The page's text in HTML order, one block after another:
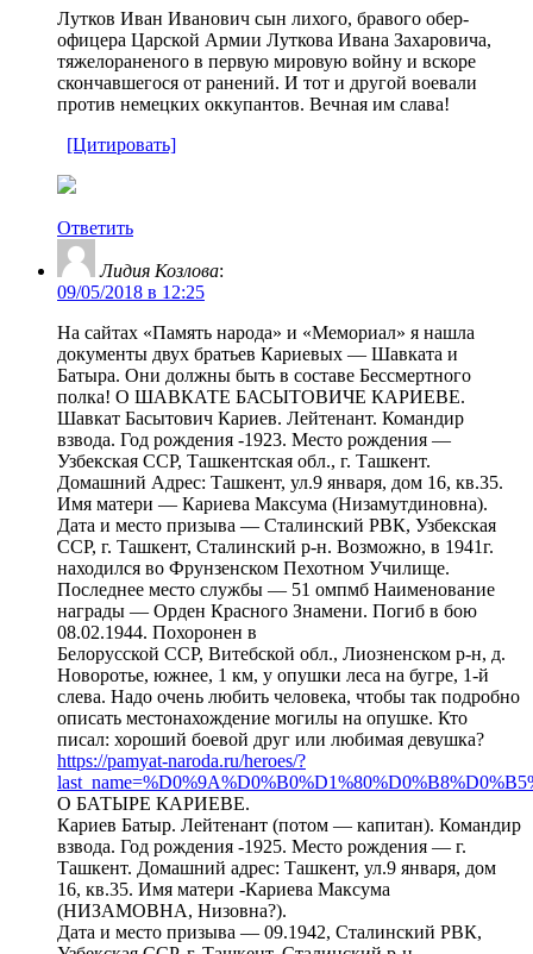
Лутков Иван Иванович сын лихого, бравого обер-
офицера Царской Армии Луткова Ивана Захаровича,
тяжелораненого в первую мировую войну и вскоре
скончавшегося от ранений. И тот и другой воевали
против немецких оккупантов. Вечная им слава!
[Цитировать]
Ответить
Лидия Козлова:
09/05/2018 в 12:25
На сайтах «Память народа» и «Мемориал» я нашла
документы двух братьев Кариевых — Шавката и
Батыра. Они должны быть в составе Бессмертного
полка! О ШАВКАТЕ БАСЫТОВИЧЕ КАРИЕВЕ.
Шавкат Басытович Кариев. Лейтенант. Командир
взвода. Год рождения -1923. Место рождения —
Узбекская ССР, Ташкентская обл., г. Ташкент.
Домашний Адрес: Ташкент, ул.9 января, дом 16, кв.35.
Имя матери — Кариева Максума (Низамутдиновна).
Дата и место призыва — Сталинский РВК, Узбекская
ССР, г. Ташкент, Сталинский р-н. Возможно, в 1941г.
находился во Фрунзенском Пехотном Училище.
Последнее место службы — 51 омпмб Наименование
награды — Орден Красного Знамени. Погиб в бою
08.02.1944. Похоронен в
Белорусской ССР, Витебской обл., Лиозненском р-н, д.
Новоротье, южнее, 1 км, у опушки леса на бугре, 1-й
слева. Надо очень любить человека, чтобы так подробно
описать местонахождение могилы на опушке. Кто
писал: хороший боевой друг или любимая девушка?
https://pamyat-naroda.ru/heroes/?
О БАТЫРЕ КАРИЕВЕ.
Кариев Батыр. Лейтенант (потом — капитан). Командир
взвода. Год рождения -1925. Место рождения — г.
Ташкент. Домашний адрес: Ташкент, ул.9 января, дом
16, кв.35. Имя матери -Кариева Максума
(НИЗАМОВНА, Низовна?).
Дата и место призыва — 09.1942, Сталинский РВК,